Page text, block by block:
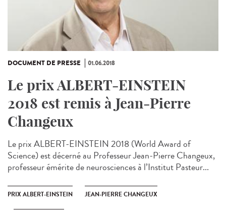
DOCUMENT DE PRESSE 01.06.2018
Le prix ALBERT-EINSTEIN
2018 est remis à Jean-Pierre
Changeux
Le prix ALBERT-EINSTEIN 2018 (World Award of
Science) est décerné au Professeur Jean-Pierre Changeux,
professeur émérite de neurosciences à l’Institut Pasteur...
PRIX ALBERT-EINSTEIN JEAN-PIERRE CHANGEUX